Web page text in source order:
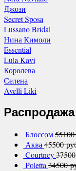
Джози
Secret Sposa
Lussano Bridal
Нина Кимоли
Essential
Lula Kavi
Королева
Селена
Avelli Liki
Распродажа
Блоссом
Аква 45500
Courtney
Poletta 34500